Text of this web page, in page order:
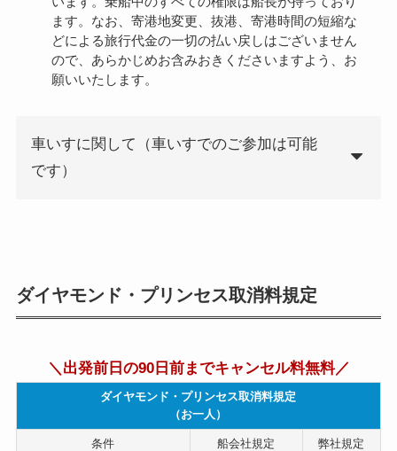
ます。なお、寄港地変更、抜港、寄港時間の短縮な
どによる旅行代金の一切の払い戻しはございません
ので、あらかじめお含みおきくださいますよう、お
願いいたします。
車いすに関して（車いすでのご参加は可能
です）
ダイヤモンド・プリンセス取消料規定
＼出発前日の90日前までキャンセル料無料／
ダイヤモンド・プリンセス取消料規定
（お一人）
条件 船会社規定 弊社規定